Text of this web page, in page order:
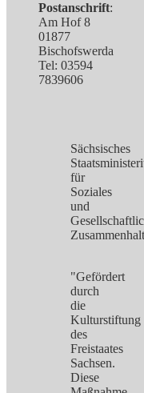
Postanschrift:
Am Hof 8
01877
Bischofswerda
Tel: 03594
7839606
Sächsisches
für
Soziales
und
Zusammenhalt
"Gefördert
durch
die
Kulturstiftung
des
Freistaates
Sachsen.
Diese